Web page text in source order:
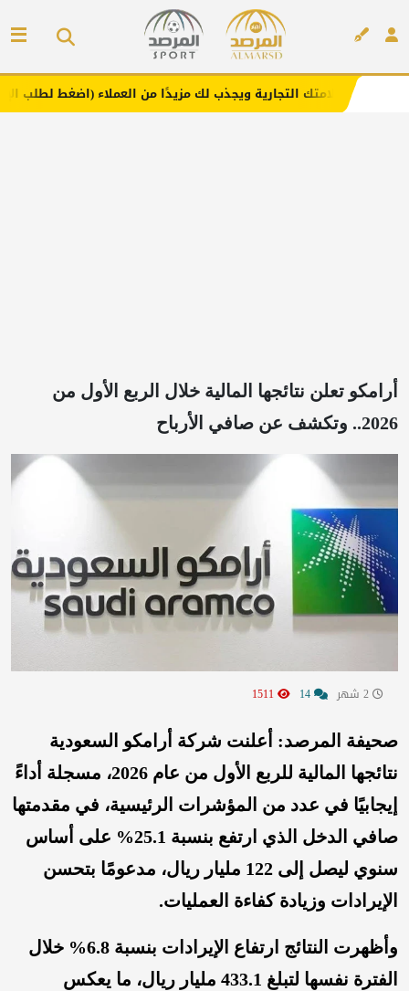
التجارية ويجذب لك مزيدًا من العملاء (اضغط لطلب الإعلان)
أرامكو تعلن نتائجها المالية خلال الربع الأول من
2026.. وتكشف عن صافي الأرباح
صحيفة المرصد: أعلنت شركة أرامكو السعودية
نتائجها المالية للربع الأول من عام 2026، مسجلة أداءً
إيجابيًا في عدد من المؤشرات الرئيسية، في مقدمتها
صافي الدخل الذي ارتفع بنسبة 25.1% على أساس
سنوي ليصل إلى 122 مليار ريال، مدعومًا بتحسن
الإيرادات وزيادة كفاءة العمليات.
وأظهرت النتائج ارتفاع الإيرادات بنسبة 6.8% خلال
الفترة نفسها لتبلغ 433.1 مليار ريال، ما يعكس